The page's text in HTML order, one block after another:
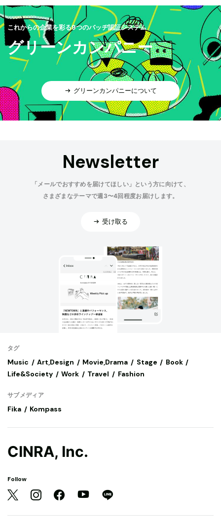
これからの企業を彩る9つのバッヂ認証システム
グリーンカンパニー
グリーンカンパニーについて
Newsletter
「メールでおすすめを届けてほしい」という方に向けて、
さまざまなテーマで週3〜4回程度お届けします。
受け取る
タグ
Music Art,Design Movie,Drama Stage
Book
Life&Society
Work Travel Fashion
サブメディア
Fika Kompass
CINRA, Inc.
Follow